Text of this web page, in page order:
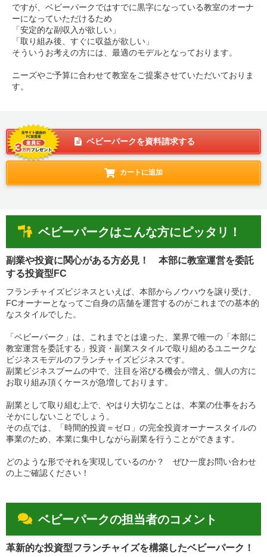
ですが、ベビーパークではすでに黒字になっている教室のオーナ
ーになっていただけるため
「安定的な副収入が欲しい」
「取り組み後、すぐに収益が欲しい」
そういうお考えの方には、最適のモデルとなっております。
ニーズやご予算に合わせて教室をご提案させていただいておりま
す。
ベビーパークを資料請求する
カートに追加
ベビーパークはこんな方にピッタリ！
副業や投資に関心がある方必見！ 本部に教室運営を委託
する投資型FC
フランチャイズビジネスといえば、本部からノウハウを譲り受け、
FCオーナーとなってご自身の店舗を運営するのがこれまでの基本的
なスタイルでした。
「ベビーパーク」は、これまでとは違った、業界で唯一の「本部に
教室運営を委託する」投資・副業スタイルで取り組めるユニークな
ビジネスモデルのフランチャイズビジネスです。
副業ビジネスブームの中で、注目を浴びる機会が増え、個人の方に
お取り組み頂くケースが急増しております。
副業として取り組む上で、やはり大切なことは、本業の仕事をおろ
そかにしないことでしょう。
その点では、「時間的投資＝ゼロ」の完全投資オーナースタイルの
事業のため、本業に集中しながら副業を行うことができます。
どのような形でそれを実現しているのか？ ぜひ一度お問い合わせ
の上ご確認ください！
ベビーパークの担当者のコメント
革新的な投資型フランチャイズを構築したベビーパーク！